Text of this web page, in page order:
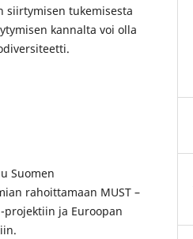
siirtymisen tukemisesta
kannalta voi olla
Suomen
rahoittamaan MUST –
ja Euroopan